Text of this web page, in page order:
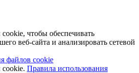
чтобы обеспечивать
веб-сайта и анализировать сетевой
файлов cookie
Правила использования